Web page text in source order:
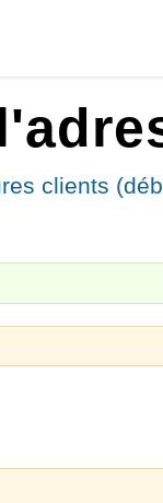
clients